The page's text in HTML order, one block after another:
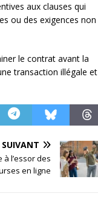
aux clauses qui
ou des exigences non
le contrat avant la
transaction illégale et
SUIVANT
à l’essor des
en ligne